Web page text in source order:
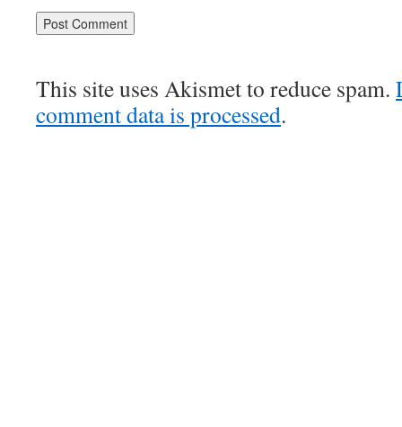
This site uses Akismet to reduce spam.
comment data is processed.